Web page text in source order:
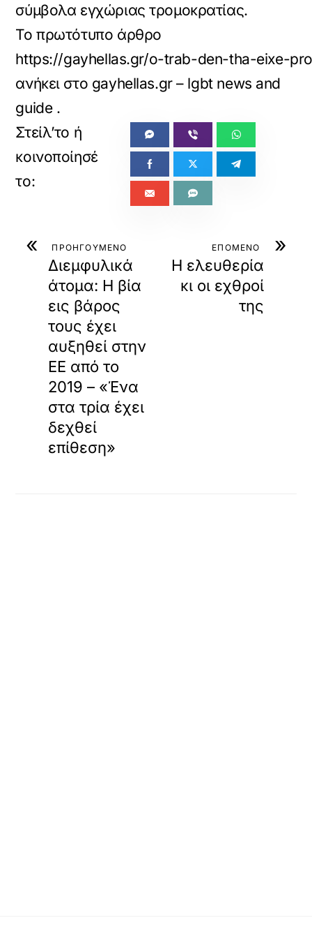
σύμβολα εγχώριας τρομοκρατίας.
Το πρωτότυπο άρθρο
https://gayhellas.gr/o-trab-den-tha-eixe-
ανήκει στο gayhellas.gr – lgbt news and
guide.
« ΠΡΟΗΓΟΥΜΕΝΟ
Διεμφυλικά
άτομα: Η βία
εις βάρος
τους έχει
αυξηθεί στην
ΕΕ από το
2019 – «Ένα
στα τρία έχει
δεχθεί
επίθεση»
»
ΕΠΟΜΕΝΟ
Η ελευθερία
κι οι εχθροί
της